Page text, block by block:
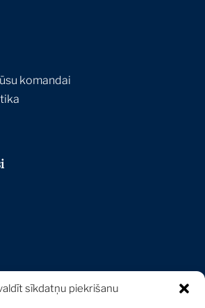
sīkdatņu piekrišanu
komandai